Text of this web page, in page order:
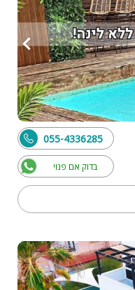
בדוק אם פנוי
055-4336285